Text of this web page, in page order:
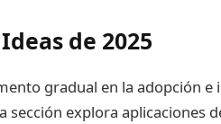
de 2025
gradual en la adopción e
explora aplicaciones